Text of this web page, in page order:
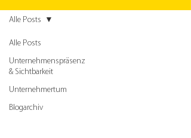
Alle Posts
Unternehmenspräsenz
& Sichtbarkeit
Unternehmertum
Blogarchiv
Alle Posts